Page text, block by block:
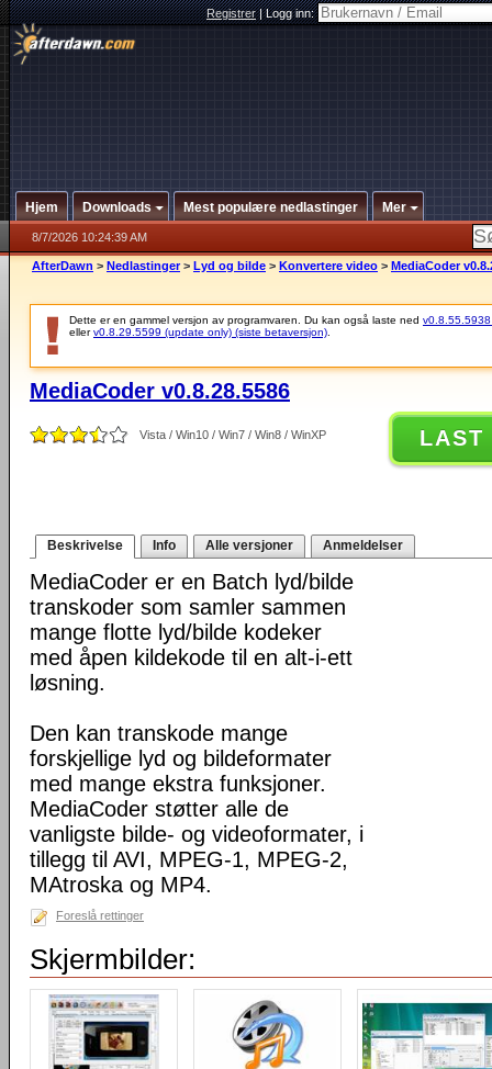
Registrer|Logg inn:
Hjem Downloads Mest populære nedlastinger Mer
8/7/2026 10:24:39 AM
AfterDawn > Nedlastinger > Lyd og bilde > Konvertere video > MediaCoder
Dette er en gammel versjon av programvaren. Du kan også laste ned v0.8.55.5938
ellerv0.8.29.5599 (update only) (siste betaversjon)
MediaCoder v0.8.28.5586
Vista / Win10 / Win7 / Win8 / WinXP LAST
Beskrivelse Info Alle versjoner Anmeldelser
MediaCoder er en Batch lyd/bilde
transkoder som samler sammen
mange flotte lyd/bilde kodeker
med åpen kildekode til en alt-i-ett
løsning.
Den kan transkode mange
forskjellige lyd og bildeformater
med mange ekstra funksjoner.
MediaCoder støtter alle de
vanligste bilde- og videoformater, i
tillegg til AVI, MPEG-1, MPEG-2,
MAtroska og MP4.
Foreslå rettinger
Skjermbilder: